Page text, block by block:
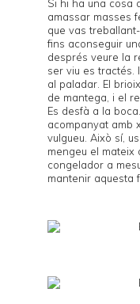
Si hi ha una cosa
amassar masses
que vas
fins aconseguir
després veure la
ser viu es tractés.
al paladar. El
de mantega, i el
Es desfà a la
acompanyat amb
vulgueu. Això sí,
mengeu el mateix
congelador a
mantenir aquesta